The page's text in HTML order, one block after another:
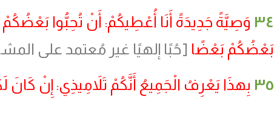
٣٤ وَصِيَّةً جَدِيدَةً أَنَا أُعْطِيكُمْ: أَنْ تُحِبُّوا
بَعْضُكُمْ بَعْضًا [حُبًا إلهيًا غير مُعتمد على
٣٥ بِهذَا يَعْرِفُ الْجَمِيعُ أَنَّكُمْ تَلاَمِيذِي: إِنْ